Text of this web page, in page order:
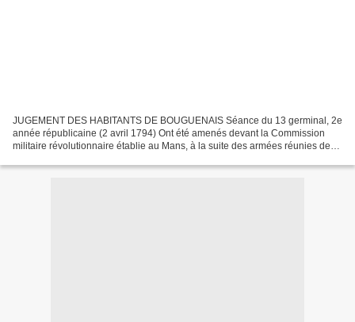
JUGEMENT DES HABITANTS DE BOUGUENAIS Séance du 13 germinal, 2e
année républicaine (2 avril 1794) Ont été amenés devant la Commission
militaire révolutionnaire établie au Mans, à la suite des armées réunies de